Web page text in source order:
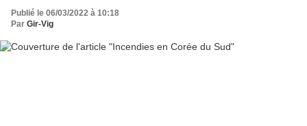
Publié le 06/03/2022 à 10:18
Par Gir-Vig